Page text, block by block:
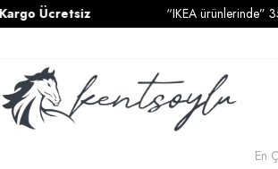
Ücretsiz “IKEA ürünlerinde”
En